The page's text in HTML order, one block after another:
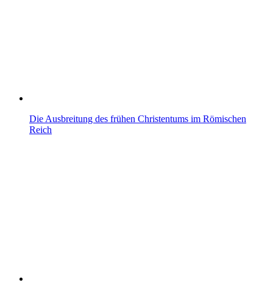
Die Ausbreitung des frühen Christentums im Römischen
Reich